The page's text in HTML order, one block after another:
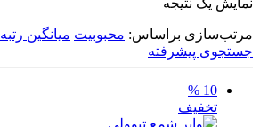
مرتب‌سازی براساس: محبوبیت میانگین رتبه
جستجوی پیشرفته
10 %
تخفیف